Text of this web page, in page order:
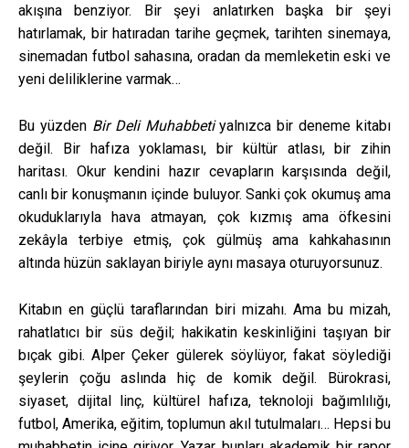
akışına benziyor. Bir şeyi anlatırken başka bir şeyi
hatırlamak, bir hatıradan tarihe geçmek, tarihten sinemaya,
sinemadan futbol sahasına, oradan da memleketin eski ve
yeni deliliklerine varmak…
Bu yüzden Bir Deli Muhabbetiyalnızca bir deneme kitabı
değil. Bir hafıza yoklaması, bir kültür atlası, bir zihin
haritası. Okur kendini hazır cevapların karşısında değil,
canlı bir konuşmanın içinde buluyor. Sanki çok okumuş ama
okuduklarıyla hava atmayan, çok kızmış ama öfkesini
zekâyla terbiye etmiş, çok gülmüş ama kahkahasının
altında hüzün saklayan biriyle aynı masaya oturuyorsunuz.
Kitabın en güçlü taraflarından biri mizahı. Ama bu mizah,
rahatlatıcı bir süs değil; hakikatin keskinliğini taşıyan bir
bıçak gibi. Alper Çeker gülerek söylüyor, fakat söylediği
şeylerin çoğu aslında hiç de komik değil. Bürokrasi,
siyaset, dijital linç, kültürel hafıza, teknoloji bağımlılığı,
futbol, Amerika, eğitim, toplumun akıl tutulmaları… Hepsi bu